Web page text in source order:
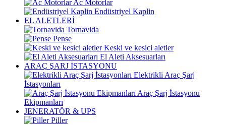
Ac Motorlar
Endüstriyel Kaplin
EL ALETLERİ
Tornavida
Pense
Keski ve kesici aletler
El Aleti Aksesuarları
ARAÇ ŞARJ İSTASYONU
Elektrikli Araç Şarj
İstasyonları
Araç Şarj İstasyonu
Ekipmanları
JENERATÖR & UPS
Piller